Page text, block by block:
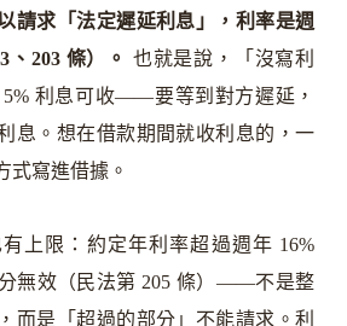
請求「法定遲延利息」，利率是週
203 條）。
也就是說，「沒寫利
利息可收——要等到對方遲延，
息。想在借款期間就收利息的，一
式寫進借據。
上限：約定年利率超過週年 16%
無效（民法第 205 條）——不是整
而是「超過的部分」不能請求。利